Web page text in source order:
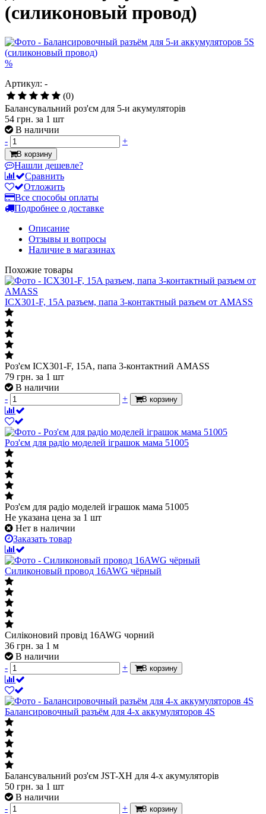
(силиконовый провод)
%
Артикул: -
(0)
Балансувальний роз'єм для 5-и акумуляторів
54 грн. за 1 шт
В наличии
-
+
В корзину
Нашли дешевле?
Сравнить
Отложить
Все способы оплаты
Подробнее о доставке
Описание
Отзывы и вопросы
Наличие в магазинах
Похожие товары
ICX301-F, 15A разъем, папа 3-контактный разъем от AMASS
Роз'єм ICX301-F, 15A, папа 3-контактний AMASS
79 грн. за 1 шт
В наличии
-
+ В корзину
Роз'єм для радіо моделей іграшок мама 51005
Роз'єм для радіо моделей іграшок мама 51005
Не указана цена за 1 шт
Нет в наличии
Заказать товар
Силиконовый провод 16AWG чёрный
Силіконовий провід 16AWG чорний
36 грн. за 1 м
В наличии
-
+ В корзину
Балансировочный разъём для 4-х аккумуляторов 4S
Балансувальний роз'єм JST-XH для 4-х акумуляторів
50 грн. за 1 шт
В наличии
-
+ В корзину